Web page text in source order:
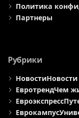
Политика
Партнеры
Рубрики
Новости
ЕвротрендЧем
Евроэкспресс
Еврокампус